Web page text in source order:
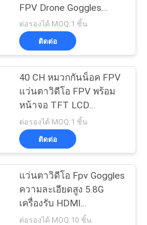
ริยะ VR
ผลขนาด
101
FPV Drone Goggles
สำหรับการเจาะ
อากาศยานไร้คนขับ
ต่อรองได้ MOQ:1 ชิ้น
ติดต่อ
40 CH หมวกกันน็อค FPV
แว่นตาวิดีโอ FPV พร้อม
หน้าจอ TFT LCD
Monocular 0.32"
ต่อรองได้ MOQ:1 ชิ้น
ติดต่อ
แว่นตาวิดีโอ Fpv Goggles
ความละเอียดสูง 5.8G
เครื่องรับ HDMI
Monocular สำหรับ UAV
ต่อรองได้ MOQ:10 ชิ้น